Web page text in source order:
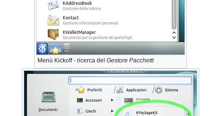
Menù Kickoff - ricerca del Gestore Pacchetti